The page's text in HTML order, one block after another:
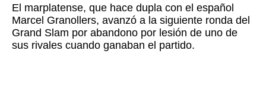
El marplatense, que hace dupla con el español
Marcel Granollers, avanzó a la siguiente ronda del
Grand Slam por abandono por lesión de uno de
sus rivales cuando ganaban el partido.